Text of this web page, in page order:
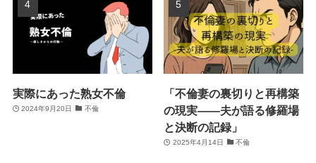
実際にあった熟女不倫
2024年9月20日 不倫
「不倫妻の裏切りと再構築
の現実――夫が語る修羅場
と決断の記録」
2025年4月14日 不倫